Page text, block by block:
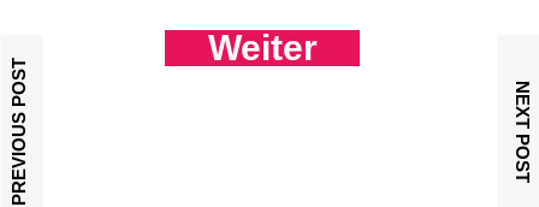
Weiter
PREVIOUS POST NEXT POST